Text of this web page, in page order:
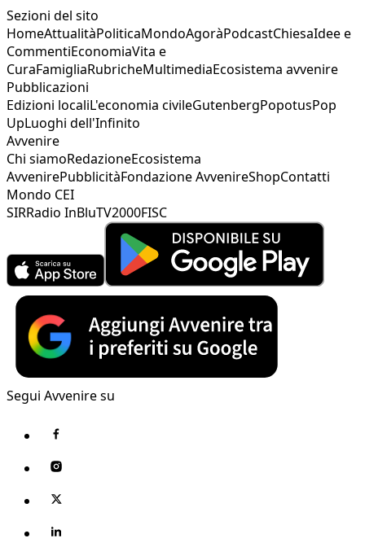
Sezioni del sito
HomeAttualitàPoliticaMondoAgoràPodcastChiesaIdee e
CommentiEconomiaVita e
CuraFamigliaRubricheMultimediaEcosistema avvenire
Pubblicazioni
Edizioni localiL'economia civileGutenbergPopotusPop
UpLuoghi dell'Infinito
Avvenire
Chi siamoRedazioneEcosistema
AvvenirePubblicitàFondazione AvvenireShopContatti
Mondo CEI
SIRRadio InBluTV2000FISC
Segui Avvenire su